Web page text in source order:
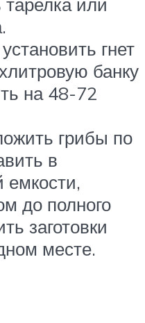
гнет
банку
на 48-72
грибы по
в
емкости,
до полного
заготовки
месте.